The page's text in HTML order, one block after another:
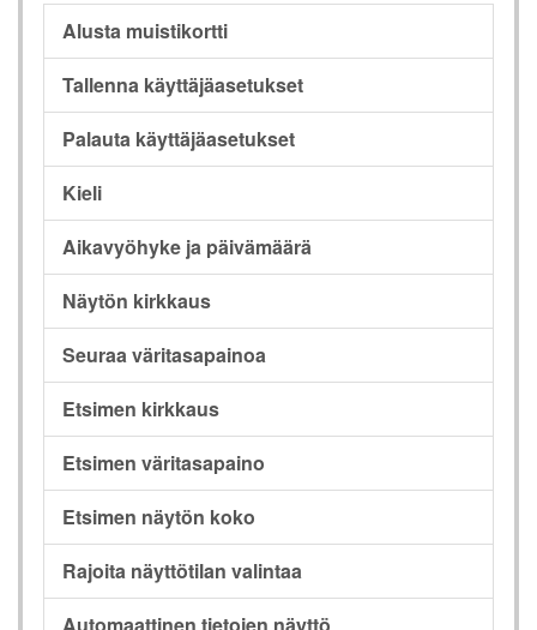
Alusta muistikortti
Tallenna käyttäjäasetukset
Palauta käyttäjäasetukset
Kieli
Aikavyöhyke ja päivämäärä
Näytön kirkkaus
Seuraa väritasapainoa
Etsimen kirkkaus
Etsimen väritasapaino
Etsimen näytön koko
Rajoita näyttötilan valintaa
Automaattinen tietojen näyttö